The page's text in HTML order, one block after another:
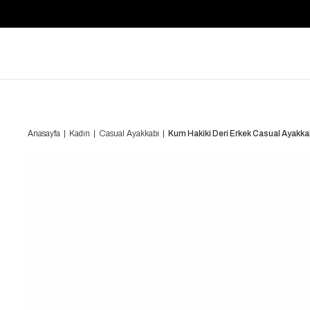
Anasayfa Kadın Casual Ayakkabı Kum Hakiki Deri Erkek Casual